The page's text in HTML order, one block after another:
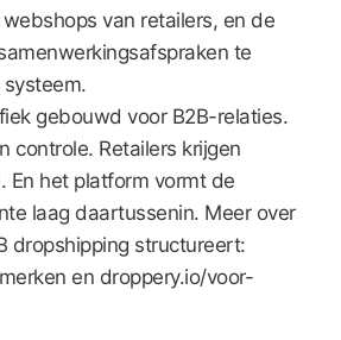
van retailers, en de
te
gebouwd voor B2B-relaties.
controle. Retailers krijgen
En het platform vormt de
laag daartussenin. Meer over
dropshipping structureert:
en droppery.io/voor-